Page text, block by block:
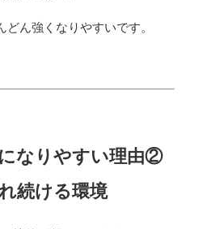
ん強くなりやすいです。
なりやすい理由②
続ける環境